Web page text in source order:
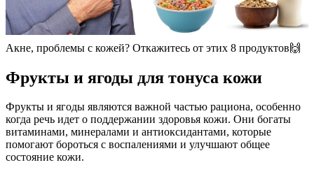
Акне, проблемы с кожей? Откажитесь от этих 8 продуктов🙌
Фрукты и ягоды для тонуса кожи
Фрукты и ягоды являются важной частью рациона, особенно
когда речь идет о поддержании здоровья кожи. Они богаты
витаминами, минералами и антиоксидантами, которые
помогают бороться с воспалениями и улучшают общее
состояние кожи.